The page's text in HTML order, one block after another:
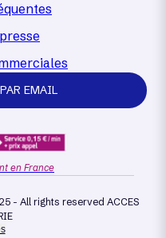
EMAIL
en France
- All rights reserved ACCES